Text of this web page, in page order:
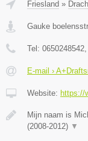
Friesland »
Gauke
Tel: 0650248542
E-mail ›
Website: https://
Mijn naam is
(2008-2012) ▼